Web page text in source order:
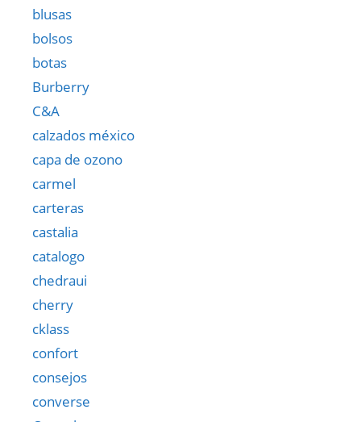
blusas
bolsos
botas
Burberry
C&A
calzados méxico
capa de ozono
carmel
carteras
castalia
catalogo
chedraui
cherry
cklass
confort
consejos
converse